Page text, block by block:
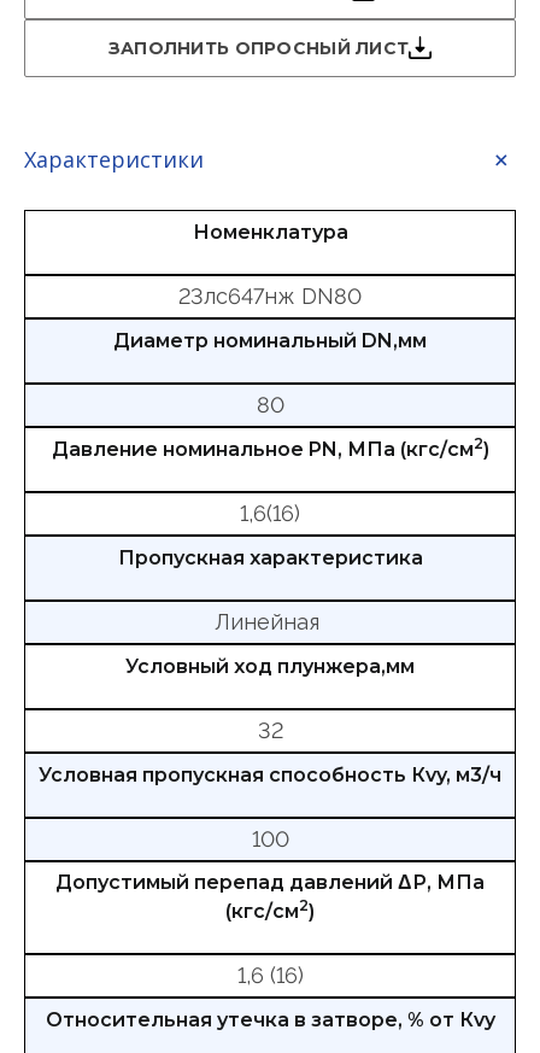
ЗАПОЛНИТЬ ОПРОСНЫЙ ЛИСТ
Характеристики
Номенклатура
23лс647нж DN80
Диаметр номинальный DN,мм
80
Давление номинальное PN, МПа (кгс/см2)
1,6(16)
Пропускная характеристика
Линейная
Условный ход плунжера,мм
32
Условная пропускная способность Кvy, м3/ч
100
Допустимый перепад давлений ΔР, МПа
(кгс/см2)
1,6 (16)
Относительная утечка в затворе, % от Кvy